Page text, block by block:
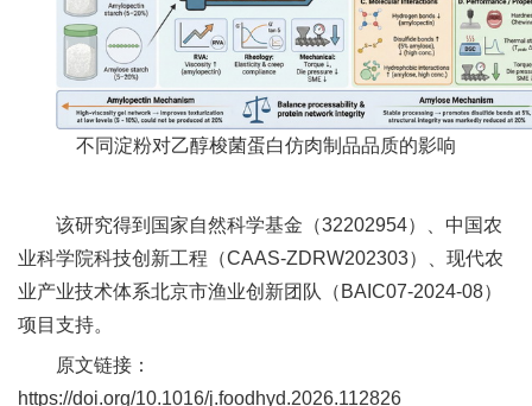
交
不同淀粉对乙醇梭菌蛋白仿肉制品品质的影响
该研究得到国家自然科学基金（32202954）、中国农
业科学院科技创新工程（CAAS-ZDRW202303）、现代农
业产业技术体系北京市渔业创新团队（BAIC07-2024-08）
项目支持。
原文链接：
https://doi.org/10.1016/j.foodhyd.2026.112826